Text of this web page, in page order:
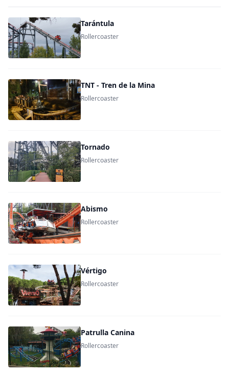
Tarántula
Rollercoaster
TNT - Tren de la Mina
Rollercoaster
Tornado
Rollercoaster
Abismo
Rollercoaster
Vértigo
Rollercoaster
Patrulla Canina
Rollercoaster